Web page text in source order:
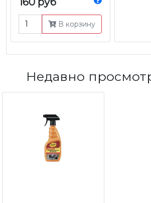
В корзину
Недавно